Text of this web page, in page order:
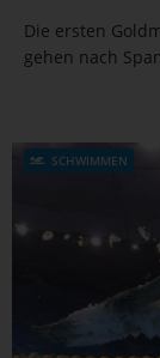
Die ersten
gehen nach
SCHWIMMEN